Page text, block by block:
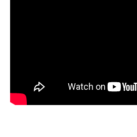
笑顔が広がる運動習慣の